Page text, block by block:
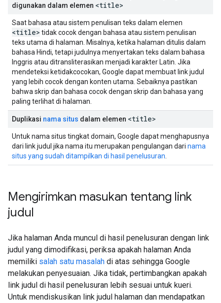
digunakan dalam elemen <title>
Saat bahasa atau sistem penulisan teks dalam elemen
<title> tidak cocok dengan bahasa atau sistem penulisan
teks utama di halaman. Misalnya, ketika halaman ditulis dalam
bahasa Hindi, tetapi judulnya menyertakan teks dalam bahasa
Inggris atau ditransliterasikan menjadi karakter Latin. Jika
mendeteksi ketidakcocokan, Google dapat membuat link judul
yang lebih cocok dengan konten utama. Sebaiknya pastikan
bahwa skrip dan bahasa cocok dengan skrip dan bahasa yang
paling terlihat di halaman.
Duplikasi nama situs dalam elemen <title>
Untuk nama situs tingkat domain, Google dapat menghapusnya
dari link judul jika nama itu merupakan pengulangan dari nama
situs yang sudah ditampilkan di hasil penelusuran
Mengirimkan masukan tentang link
judul
Jika halaman Anda muncul di hasil penelusuran dengan link
judul yang dimodifikasi, periksa apakah halaman Anda
memiliki salah satu masalah di atas sehingga Google
melakukan penyesuaian. Jika tidak, pertimbangkan apakah
link judul di hasil penelusuran lebih sesuai untuk kueri.
Untuk mendiskusikan link judul halaman dan mendapatkan